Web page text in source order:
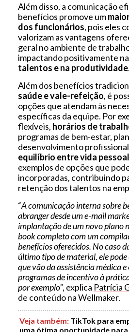
Além disso, a comunicação
benefícios promove um
dos funcionários, pois eles
valorizam as vantagens
geral no ambiente de
impactando positivamente na
talentos e na produtividade.
Além dos benefícios
saúde e vale-refeição, é
opções que atendam às
específicas da equipe. Por
flexíveis, horários de
programas de bem-estar,
desenvolvimento
equilíbrio entre vida
exemplos de opções que
incorporadas, contribuindo
retenção dos talentos na
“A comunicação interna sobre
abranger desde um e-mail
implantação de um novo plano
book completo com um
benefícios oferecidos. No caso
último tipo de material, ele
que vão da assistência médica
programas de incentivo à
por exemplo”, explica Patrícia
de conteúdo na Wellmaker.
Veja também: TikTok para
uma ótima oportunidade para